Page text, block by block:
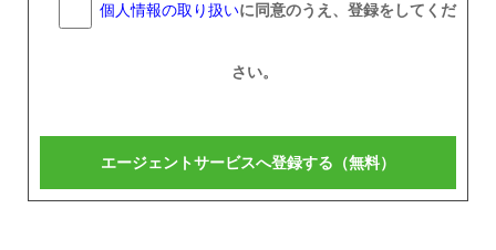
個人情報の取り扱いに同意のうえ、登録をしてくだ
さい。